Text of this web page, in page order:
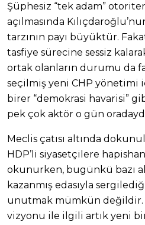
Şüphesiz “tek adam”
açılmasında
tarzının payı büyüktür.
tasfiye sürecine sessiz
ortak olanların durumu da
seçilmiş yeni CHP yönetimi
birer “demokrasi havarisi”
pek çok aktör o gün
Meclis çatısı altında
HDP’li siyasetçilere
okunurken, bugünkü bazı
kazanmış edasıyla
unutmak mümkün değildir.
vizyonu ile ilgili artık yeni